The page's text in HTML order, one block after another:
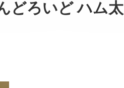
どろいど ハム太